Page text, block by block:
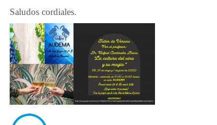
Saludos cordiales.